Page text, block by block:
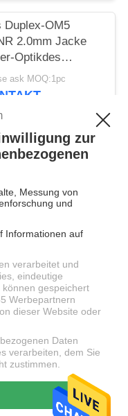
Duplex-OM5
2.0mm Jacke
Optikdes
in
Betriebsarten
ask MOQ:1pc
Alle
Patchkabel
Dämpfungsglied
Kabel
zur
Messung von
und
Informationen auf
verarbeitet und
eindeutige
gespeichert
Werbepartnern
dieser Website oder
Daten
verarbeiten, dem Sie
zustimmen.